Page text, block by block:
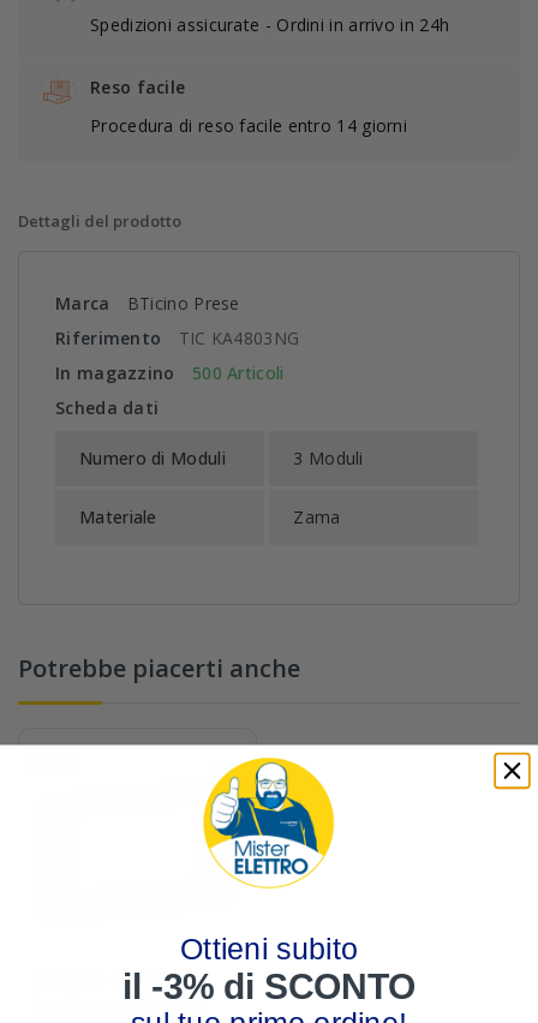
Spedizioni assicurate - Ordini in arrivo in 24h
Reso facile
Procedura di reso facile entro 14 giorni
Dettagli del prodotto
Marca
BTicino Prese
Riferimento
TIC KA4803NG
In magazzino
500 Articoli
Scheda dati
Numero di Moduli 3 Moduli
Materiale Zama
Potrebbe piacerti anche
Supporto 3 moduli
fornito con valva di
Ottieni subito
il -3% di SCONTO